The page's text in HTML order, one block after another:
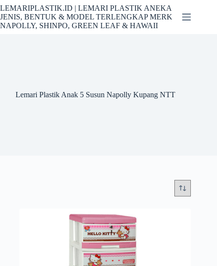
Skip
to
content
LEMARIPLASTIK.ID | LEMARI PLASTIK ANEKA
JENIS, BENTUK & MODEL TERLENGKAP MERK
NAPOLLY, SHINPO, GREEN LEAF & HAWAII
Lemari Plastik Anak 5 Susun Napolly Kupang NTT